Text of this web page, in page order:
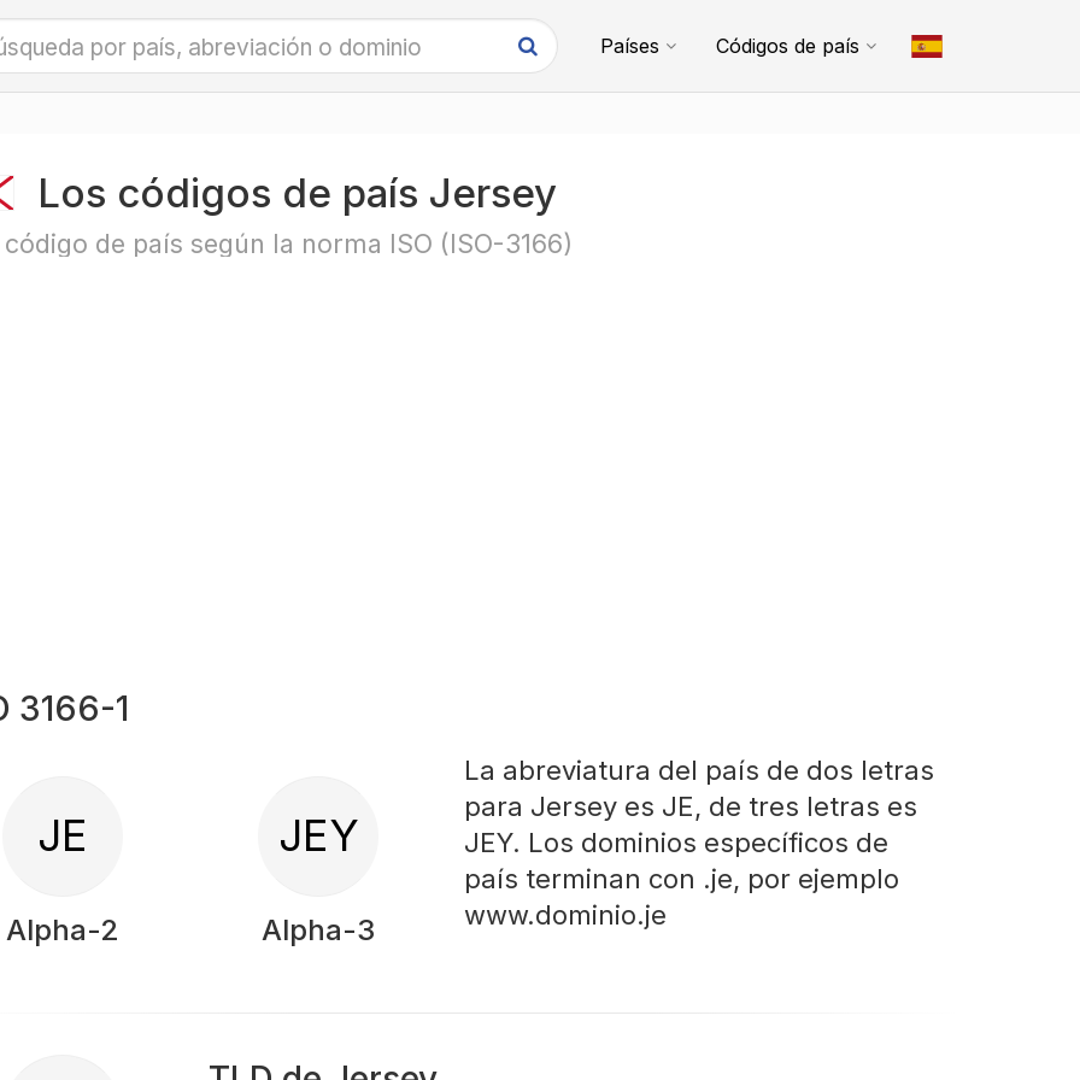
Países Códigos de país
Los códigos de país Jersey
de país según la norma ISO (ISO-3166)
3166-1
JE
Alpha-2
JEY
Alpha-3
La abreviatura del país de dos letras
para Jersey es JE, de tres letras es
JEY. Los dominios específicos de
país terminan con .je, por ejemplo
www.dominio.je